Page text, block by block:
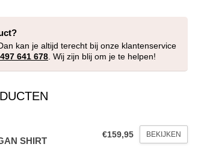
kan je altijd terecht bij onze klantenservice
641 678 . Wij zijn blij om je te helpen!
SHIRT
€159,95 BEKIJKEN